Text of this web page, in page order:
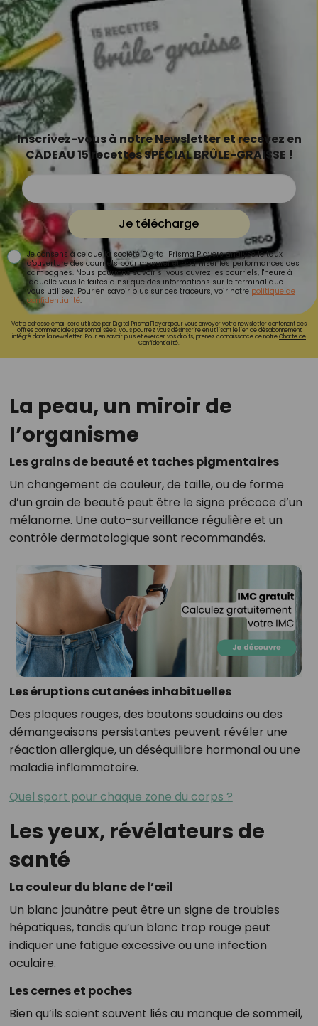
Inscrivez-vous à notre Newsletter et recevez en
CADEAU 15 recettes SPÉCIAL BRÛLE-GRAISSE !
Je télécharge
Je consens à ce que la société Digital Prisma Players analyse le taux
d'ouverture des courriels pour mesurer et optimiser les performances des
campagnes. Nous pourrons savoir si vous ouvrez les courriels, l'heure à
laquelle vous le faites ainsi que des informations sur le terminal que
vous utilisez. Pour en savoir plus sur ces traceurs, voir notre politique de
confidentialité.
Votre adresse email sera utilisée par Digital Prisma Playerspour vous envoyer votre newsletter contenant des
offres commerciales personnalisées. Vous pourrez vous désinscrire en utilisant le lien de désabonnement
intégré dans la newsletter. Pour en savoir plus et exercer vos droits, prenez connaissance de notreCharte de
Confidentialité.
La peau, un miroir de
l’organisme
Les grains de beauté et taches pigmentaires
Un changement de couleur, de taille, ou de forme
d’un grain de beauté peut être le signe précoce d’un
mélanome. Une auto-surveillance régulière et un
contrôle dermatologique sont recommandés.
Les éruptions cutanées inhabituelles
Des plaques rouges, des boutons soudains ou des
démangeaisons persistantes peuvent révéler une
réaction allergique, un déséquilibre hormonal ou une
maladie inflammatoire.
Quel sport pour chaque zone du corps ?
Les yeux, révélateurs de
santé
La couleur du blanc de l’œil
Un blanc jaunâtre peut être un signe de troubles
hépatiques, tandis qu’un blanc trop rouge peut
indiquer une fatigue excessive ou une infection
oculaire.
Les cernes et poches
Bien qu’ils soient souvent liés au manque de sommeil,